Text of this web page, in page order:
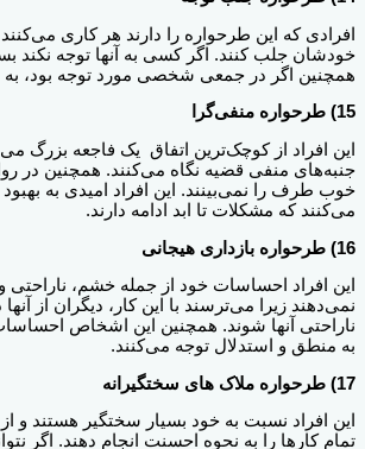
افرادی که این طرحواره را دارند هر کاری
خودشان جلب کنند. اگر کسی به آنها توجه نکند
همچنین اگر در جمعی شخصی مورد توجه بود،
15) طرحواره منفی‌گرا
این افراد از کوچک‌ترین اتفاق یک فاجعه بزرگ
جنبه‌های منفی قضیه نگاه می‌کنند. همچنین در
خوب طرف را نمی‌بینند. این افراد امیدی به
می‌کنند که مشکلات تا ابد ادامه دارند.
16) طرحواره بازداری هیجانی
این افراد احساسات خود از جمله خشم،
نمی‌دهند زیرا می‌ترسند با این کار، دیگران از
ناراحتی آنها شوند. همچنین این اشخاص
به منطق و استدلال توجه می‌کنند.
17) طرحواره ملاک های سختگیرانه
این افراد نسبت به خود بسیار سختگیر هستند و
تمام کارها را به نحوه احسنت انجام دهند. اگر